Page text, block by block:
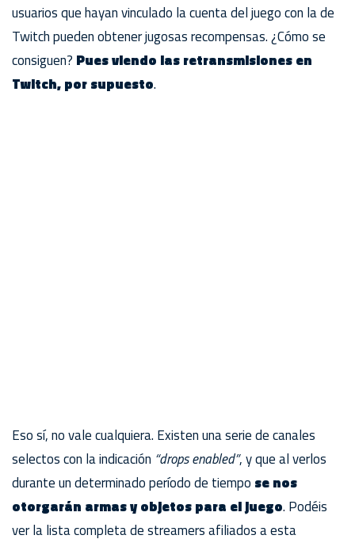
usuarios que hayan vinculado la cuenta del juego con la de
Twitch pueden obtener jugosas recompensas. ¿Cómo se
consiguen? Pues viendo las retransmisiones en
Twitch, por supuesto.
Eso sí, no vale cualquiera. Existen una serie de canales
selectos con la indicación “drops enabled”, y que al verlos
durante un determinado período de tiempo se nos
otorgarán armas y objetos para el juego. Podéis
ver la lista completa de streamers afiliados a esta